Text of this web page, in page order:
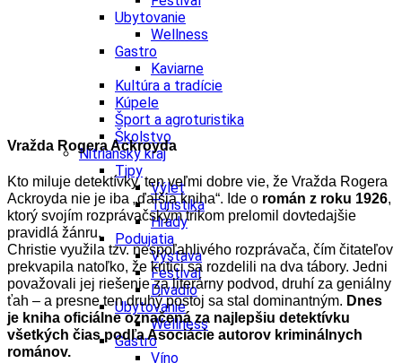
Ubytovanie
Wellness
Gastro
Kaviarne
Kultúra a tradície
Kúpele
Šport a agroturistika
Školstvo
Nitriansky kraj
Tipy
Výlet
Turistika
Hrady
Podujatia
Výstava
Festival
Divadlo
Ubytovanie
Wellness
Gastro
Víno
Vražda Rogera Ackroyda
Kto miluje detektívky, ten veľmi dobre vie, že Vražda Rogera
Ackroyda nie je iba „ďalšia kniha“. Ide o román z roku 1926,
ktorý svojím rozprávačským trikom prelomil dovtedajšie
pravidlá žánru.
Christie využila tzv. nespoľahlivého rozprávača, čím čitateľov
prekvapila natoľko, že kritici sa rozdelili na dva tábory. Jedni
považovali jej riešenie za literárny podvod, druhí za geniálny
ťah – a presne ten druhý postoj sa stal dominantným. Dnes
je kniha oficiálne označená za najlepšiu detektívku
všetkých čias podľa Asociácie autorov kriminálnych
románov.